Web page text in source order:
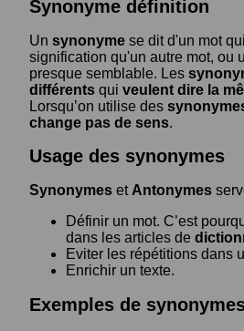
Synonyme définition
Un synonyme se dit d'un mot
signification qu'un autre mot, ou
presque semblable. Les
différents qui veulent dire la
Lorsqu’on utilise des
change pas de sens.
Usage des synonymes
Synonymes et Antonymes
Définir un mot. C’est
dans les articles de
Eviter les répétitions dans
Enrichir un texte.
Exemples de